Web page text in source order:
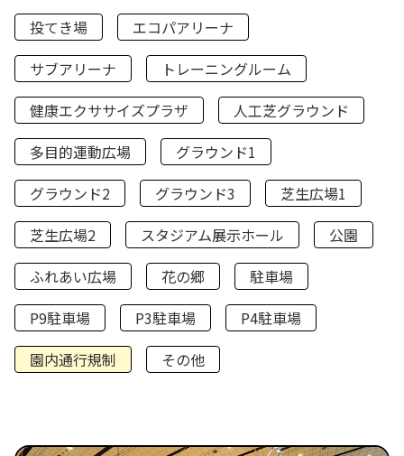
投てき場
エコパアリーナ
サブアリーナ
トレーニングルーム
健康エクササイズプラザ
人工芝グラウンド
多目的運動広場
グラウンド1
グラウンド2
グラウンド3
芝生広場1
芝生広場2
スタジアム展示ホール
公園
ふれあい広場
花の郷
駐車場
P9駐車場
P3駐車場
P4駐車場
園内通行規制
その他